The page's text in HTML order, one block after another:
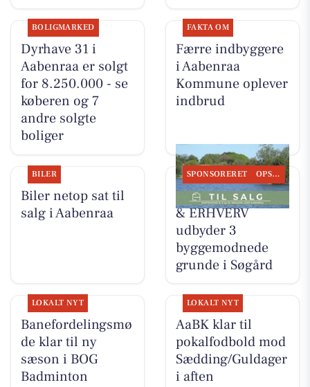
BOLIGMARKED
Dyrhave 31 i
Aabenraa er solgt
for 8.250.000 - se
køberen og 7
andre solgte
boliger
FAKTA OM
Færre indbyggere
i Aabenraa
Kommune oplever
indbrud
BILER
Biler netop sat til
salg i Aabenraa
SPONSORERET OPSLAGSTAVLEN
EJENHOLM BOLIG
& ERHVERV
udbyder 3
byggemodnede
grunde i Søgård
LOKALT NYT
Banefordelingsmø
de klar til ny
sæson i BOG
Badminton
LOKALT NYT
AaBK klar til
pokalfodbold mod
Sædding/Guldager
i aften